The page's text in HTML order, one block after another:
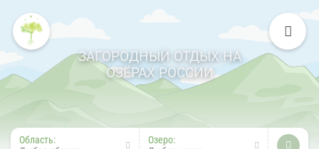
ЗАГОРОДНЫЙ ОТДЫХ НА
ОЗЁРАХ РОССИИ
Область:
Озеро: